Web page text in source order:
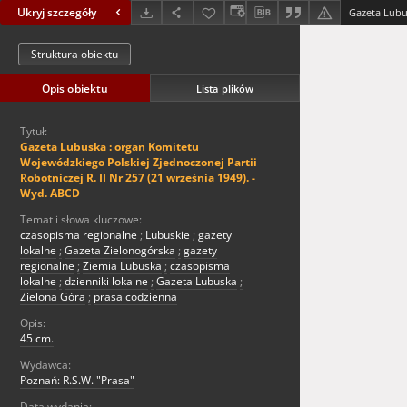
Ukryj szczegóły
Struktura obiektu
Opis obiektu Lista plików
Tytuł:
Gazeta Lubuska : organ Komitetu
Wojewódzkiego Polskiej Zjednoczonej Partii
Robotniczej R. II Nr 257 (21 września 1949). -
Wyd. ABCD
Temat i słowa kluczowe:
czasopisma regionalne ; Lubuskie ; gazety
lokalne ; Gazeta Zielonogórska ; gazety
regionalne ; Ziemia Lubuska ; czasopisma
lokalne ; dzienniki lokalne ; Gazeta Lubuska ;
Zielona Góra ; prasa codzienna
Opis:
45 cm.
Wydawca:
Poznań: R.S.W. "Prasa"